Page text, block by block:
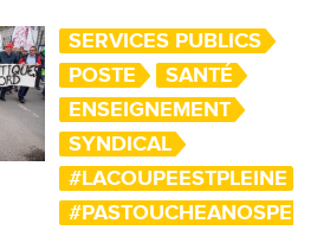
SERVICES PUBLICS
POSTE
SANTÉ
ENSEIGNEMENT
SYNDICAL
#LACOUPEESTPLEINE